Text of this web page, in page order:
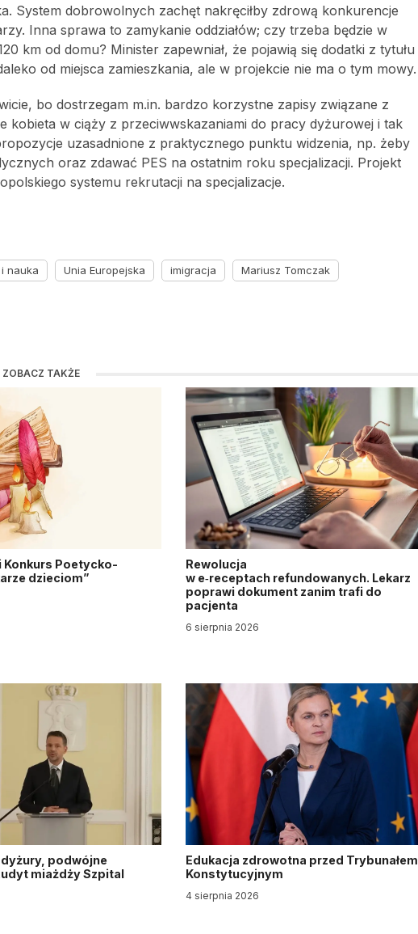
System dobrowolnych zachęt nakręciłby zdrową konkurencje
Inna sprawa to zamykanie oddziałów; czy trzeba będzie w
km od domu? Minister zapewniał, że pojawią się dodatki z tytułu
od miejsca zamieszkania, ale w projekcie nie ma o tym mowy.
bo dostrzegam m.in. bardzo korzystne zapisy związane z
kobieta w ciąży z przeciwwskazaniami do pracy dyżurowej i tak
uzasadnione z praktycznego punktu widzenia, np. żeby
oraz zdawać PES na ostatnim roku specjalizacji. Projekt
systemu rekrutacji na specjalizacje.
nauka Unia Europejska imigracja
Mariusz Tomczak
ZOBACZ TAKŻE
Poetycko-
dzieciom”
Rewolucja
w e‑receptach refundowanych. Lekarz
poprawi dokument zanim trafi do
pacjenta
6 sierpnia 2026
podwójne
miażdży Szpital
Edukacja zdrowotna przed Trybunałem
Konstytucyjnym
4 sierpnia 2026